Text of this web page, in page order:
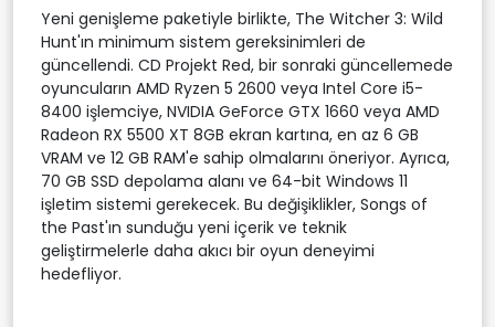
Yeni genişleme paketiyle birlikte, The Witcher 3: Wild
Hunt'ın minimum sistem gereksinimleri de
güncellendi. CD Projekt Red, bir sonraki güncellemede
oyuncuların AMD Ryzen 5 2600 veya Intel Core i5-
8400 işlemciye, NVIDIA GeForce GTX 1660 veya AMD
Radeon RX 5500 XT 8GB ekran kartına, en az 6 GB
VRAM ve 12 GB RAM'e sahip olmalarını öneriyor. Ayrıca,
70 GB SSD depolama alanı ve 64-bit Windows 11
işletim sistemi gerekecek. Bu değişiklikler, Songs of
the Past'ın sunduğu yeni içerik ve teknik
geliştirmelerle daha akıcı bir oyun deneyimi
hedefliyor.